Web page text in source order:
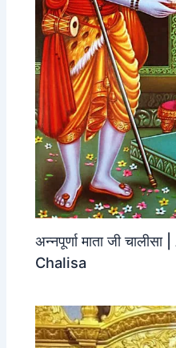
अन्नपूर्णा माता जी
Chalisa